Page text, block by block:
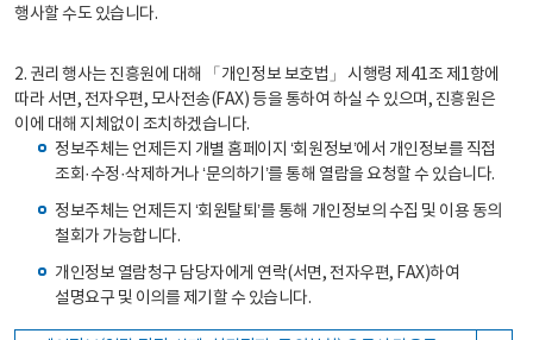
행사할 수도 있습니다.
2. 권리 행사는 진흥원에 대해 「개인정보 보호법」 시행령 제41조 제1항에
따라 서면, 전자우편, 모사전송(FAX) 등을 통하여 하실 수 있으며, 진흥원은
이에 대해 지체없이 조치하겠습니다.
정보주체는 언제든지 개별 홈페이지 ‘회원정보’에서 개인정보를 직접
조회·수정·삭제하거나 ‘문의하기’를 통해 열람을 요청할 수 있습니다.
정보주체는 언제든지 ‘회원탈퇴’를 통해 개인정보의 수집 및 이용 동의
철회가 가능합니다.
개인정보 열람청구 담당자에게 연락(서면, 전자우편, FAX)하여
설명요구 및 이의를 제기할 수 있습니다.